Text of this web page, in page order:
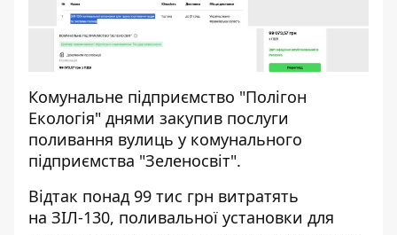
Комунальне підприємство "Полігон
Екологія" днями закупив послуги
поливання вулиць у комунального
підприємства "Зеленосвіт".
Відтак понад 99 тис грн витратять
на ЗІЛ-130, поливальної установки для